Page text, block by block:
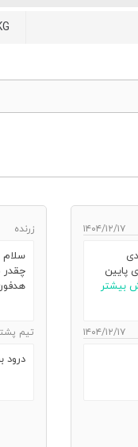
۱۴۰۴/۱۲/۱۷
پایین
بیشتر
۱۴۰۴/۱۲/۱۷
زرنده
سلام
چقدر
تیم
درود